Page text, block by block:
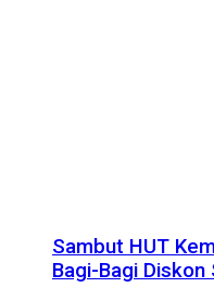
Sambut HUT
Bagi-Bagi